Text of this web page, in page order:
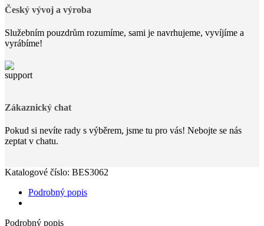
Český vývoj a výroba
Služebním pouzdrům rozumíme, sami je navrhujeme, vyvíjíme a
vyrábíme!
Zákaznický chat
Pokud si nevíte rady s výběrem, jsme tu pro vás! Nebojte se nás
zeptat v chatu.
Katalogové číslo: BES3062
Podrobný popis
Podrobný popis